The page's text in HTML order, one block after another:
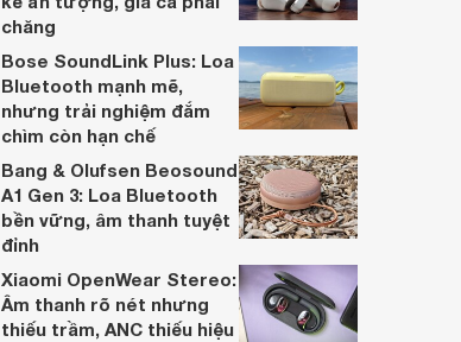
chăng
Bose SoundLink Plus: Loa
Bluetooth mạnh mẽ,
nhưng trải nghiệm đắm
chìm còn hạn chế
Bang & Olufsen Beosound
A1 Gen 3: Loa Bluetooth
bền vững, âm thanh tuyệt
đỉnh
Xiaomi OpenWear Stereo:
Âm thanh rõ nét nhưng
thiếu trầm, ANC thiếu hiệu